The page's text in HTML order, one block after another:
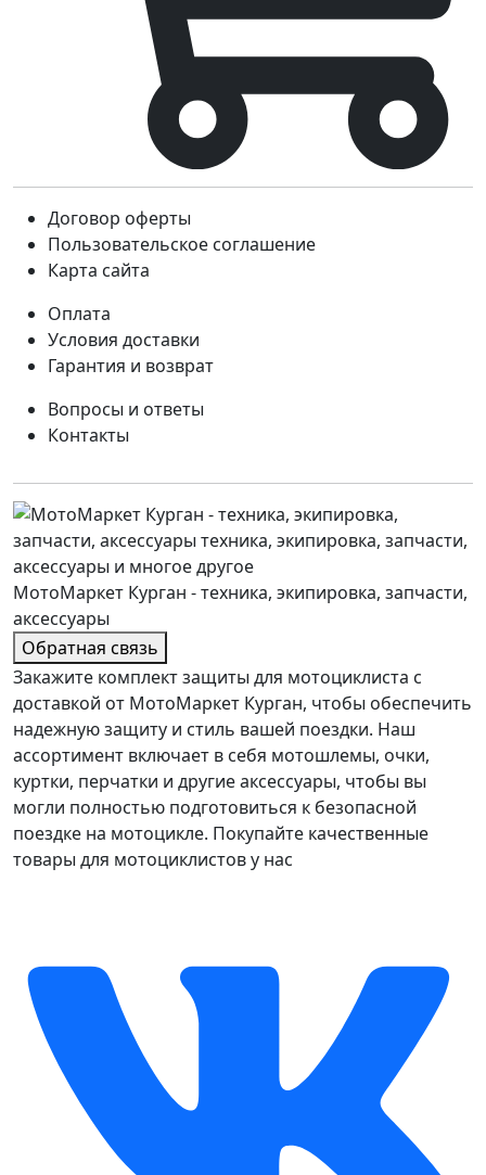
Договор оферты
Пользовательское соглашение
Карта сайта
Оплата
Условия доставки
Гарантия и возврат
Вопросы и ответы
Контакты
МотоМаркет Курган - техника, экипировка, запчасти,
аксессуары
Обратная связь
Закажите комплект защиты для мотоциклиста с
доставкой от МотоМаркет Курган, чтобы обеспечить
надежную защиту и стиль вашей поездки. Наш
ассортимент включает в себя мотошлемы, очки,
куртки, перчатки и другие аксессуары, чтобы вы
могли полностью подготовиться к безопасной
поездке на мотоцикле. Покупайте качественные
товары для мотоциклистов у нас